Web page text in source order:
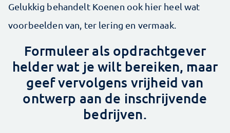
Gelukkig behandelt Koenen ook hier heel wat
voorbeelden van, ter lering en vermaak.
Formuleer als opdrachtgever
helder wat je wilt bereiken, maar
geef vervolgens vrijheid van
ontwerp aan de inschrijvende
bedrijven.